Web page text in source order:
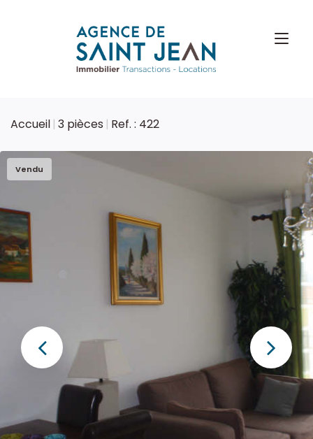
Accueil 3 pièces Ref. : 422
Vendu